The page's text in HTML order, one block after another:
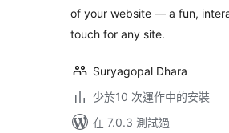
of your website — a fun,
touch for any site.
Suryagopal Dhara
少於10 次運作中的安裝
在 7.0.3 測試過